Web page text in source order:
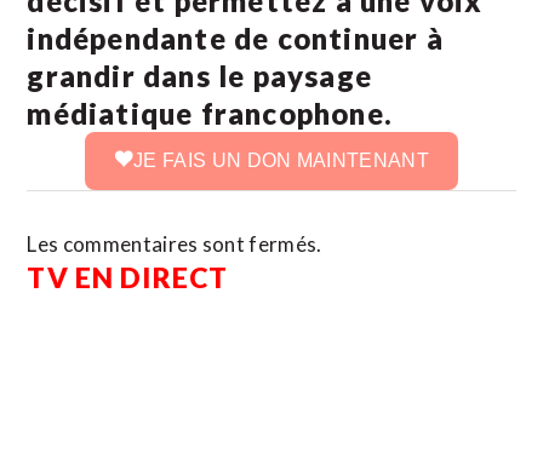
indépendante de continuer à
grandir dans le paysage
médiatique francophone.
JE FAIS UN DON MAINTENANT
Les commentaires sont fermés.
TV EN DIRECT